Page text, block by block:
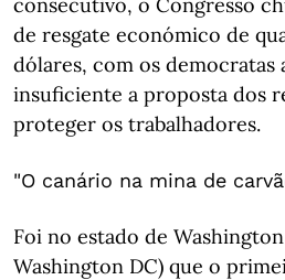
de resgate económico de
dólares, com os democratas
insuficiente a proposta dos
proteger os trabalhadores.
"O canário na mina de
Foi no estado de
Washington DC) que o